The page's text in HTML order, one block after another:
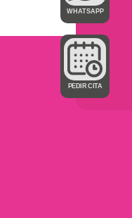
WHATSAPP
PEDIR CITA